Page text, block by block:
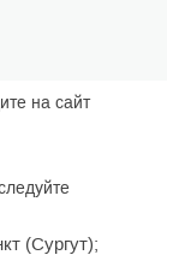
на сайт
(Сургут);